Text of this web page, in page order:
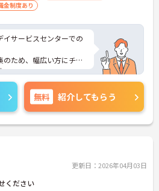
金制度あり
サービスセンターでの
ため、幅広い方にチャ
。
ポイントをお話しますの
ください。無料 紹介してもらう
更新日：2026年04月03日
ください